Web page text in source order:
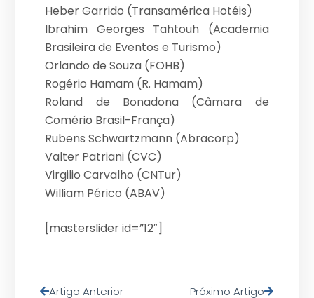
Heber Garrido (Transamérica Hotéis)
Ibrahim Georges Tahtouh (Academia
Brasileira de Eventos e Turismo)
Orlando de Souza (FOHB)
Rogério Hamam (R. Hamam)
Roland de Bonadona (Câmara de
Comério Brasil-França)
Rubens Schwartzmann (Abracorp)
Valter Patriani (CVC)
Virgilio Carvalho (CNTur)
William Périco (ABAV)
[masterslider id=”12″]
Artigo Anterior Próximo Artigo